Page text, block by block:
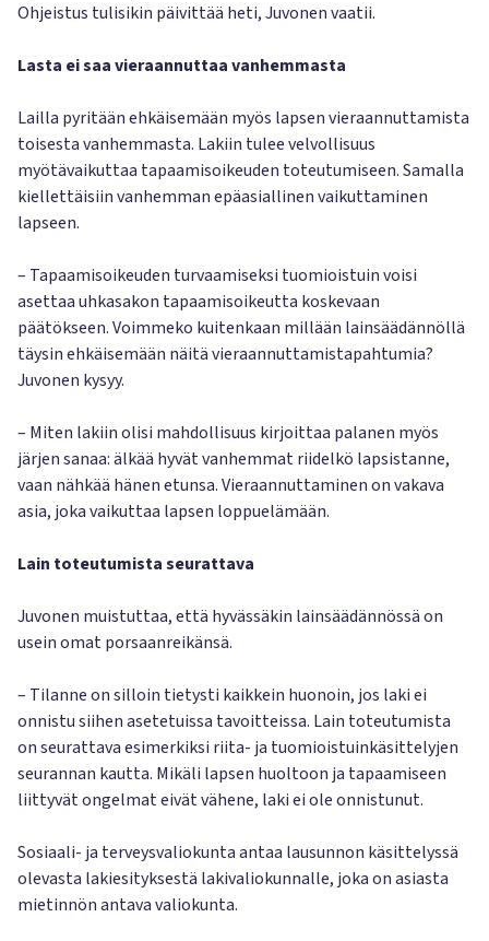
Ohjeistus tulisikin päivittää heti, Juvonen vaatii.
Lasta ei saa vieraannuttaa vanhemmasta
Lailla pyritään ehkäisemään myös lapsen vieraannuttamista
toisesta vanhemmasta. Lakiin tulee velvollisuus
myötävaikuttaa tapaamisoikeuden toteutumiseen. Samalla
kiellettäisiin vanhemman epäasiallinen vaikuttaminen
lapseen.
– Tapaamisoikeuden turvaamiseksi tuomioistuin voisi
asettaa uhkasakon tapaamisoikeutta koskevaan
päätökseen. Voimmeko kuitenkaan millään lainsäädännöllä
täysin ehkäisemään näitä vieraannuttamistapahtumia?
Juvonen kysyy.
– Miten lakiin olisi mahdollisuus kirjoittaa palanen myös
järjen sanaa: älkää hyvät vanhemmat riidelkö lapsistanne,
vaan nähkää hänen etunsa. Vieraannuttaminen on vakava
asia, joka vaikuttaa lapsen loppuelämään.
Lain toteutumista seurattava
Juvonen muistuttaa, että hyvässäkin lainsäädännössä on
usein omat porsaanreikänsä.
– Tilanne on silloin tietysti kaikkein huonoin, jos laki ei
onnistu siihen asetetuissa tavoitteissa. Lain toteutumista
on seurattava esimerkiksi riita- ja tuomioistuinkäsittelyjen
seurannan kautta. Mikäli lapsen huoltoon ja tapaamiseen
liittyvät ongelmat eivät vähene, laki ei ole onnistunut.
Sosiaali- ja terveysvaliokunta antaa lausunnon käsittelyssä
olevasta lakiesityksestä lakivaliokunnalle, joka on asiasta
mietinnön antava valiokunta.